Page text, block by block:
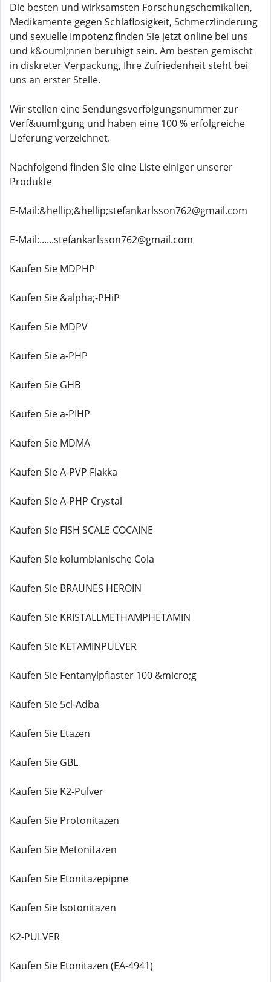
Die besten und wirksamsten Forschungschemikalien,
Medikamente gegen Schlaflosigkeit, Schmerzlinderung
und sexuelle Impotenz finden Sie jetzt online bei uns
und k&ouml;nnen beruhigt sein. Am besten gemischt
in diskreter Verpackung, Ihre Zufriedenheit steht bei
uns an erster Stelle.
Wir stellen eine Sendungsverfolgungsnummer zur
Verf&uuml;gung und haben eine 100 % erfolgreiche
Lieferung verzeichnet.
Nachfolgend finden Sie eine Liste einiger unserer
Produkte
E-Mail:&hellip;&hellip;stefankarlsson762@gmail.com
E-Mail:......stefankarlsson762@gmail.com
Kaufen Sie MDPHP
Kaufen Sie &alpha;-PHiP
Kaufen Sie MDPV
Kaufen Sie a-PHP
Kaufen Sie GHB
Kaufen Sie a-PIHP
Kaufen Sie MDMA
Kaufen Sie A-PVP Flakka
Kaufen Sie A-PHP Crystal
Kaufen Sie FISH SCALE COCAINE
Kaufen Sie kolumbianische Cola
Kaufen Sie BRAUNES HEROIN
Kaufen Sie KRISTALLMETHAMPHETAMIN
Kaufen Sie KETAMINPULVER
Kaufen Sie Fentanylpflaster 100 &micro;g
Kaufen Sie 5cl-Adba
Kaufen Sie Etazen
Kaufen Sie GBL
Kaufen Sie K2-Pulver
Kaufen Sie Protonitazen
Kaufen Sie Metonitazen
Kaufen Sie Etonitazepipne
Kaufen Sie Isotonitazen
K2-PULVER
Kaufen Sie Etonitazen (EA-4941)